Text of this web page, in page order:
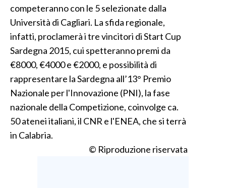
competeranno con le 5 selezionate dalla
Università di Cagliari. La sfida regionale,
infatti, proclamerà i tre vincitori di Start Cup
Sardegna 2015, cui spetteranno premi da
€8000, €4000 e €2000, e possibilità di
rappresentare la Sardegna all’13° Premio
Nazionale per l'Innovazione (PNI), la fase
nazionale della Competizione, coinvolge ca.
50 atenei italiani, il CNR e l'ENEA, che si terrà
in Calabria.
© Riproduzione riservata